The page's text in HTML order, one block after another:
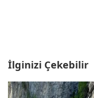
İlginizi Çekebilir